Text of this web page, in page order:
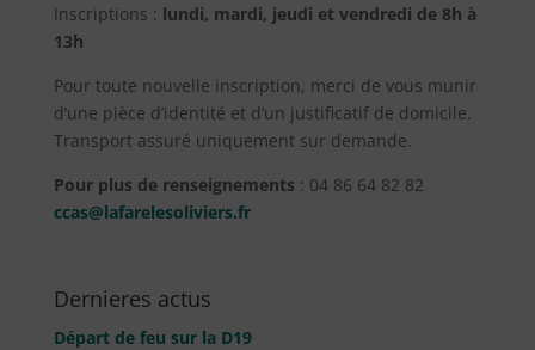
Inscriptions : lundi, mardi, jeudi et vendredi de 8h à
13h
Pour toute nouvelle inscription, merci de vous munir
d’une pièce d’identité et d’un justificatif de domicile.
Transport assuré uniquement sur demande.
Pour plus de renseignements : 04 86 64 82 82
ccas@lafarelesoliviers.fr
Dernieres actus
Départ de feu sur la D19